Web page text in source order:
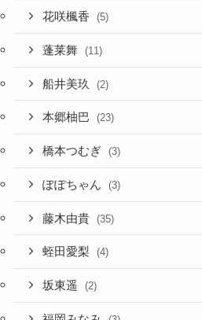
花咲楓香 (5)
蓬莱舞 (11)
船井美玖 (2)
本郷柚巴 (23)
橋本つむぎ (3)
ぽぽちゃん (3)
藤木由貴 (35)
蛭田愛梨 (4)
坂東遥 (2)